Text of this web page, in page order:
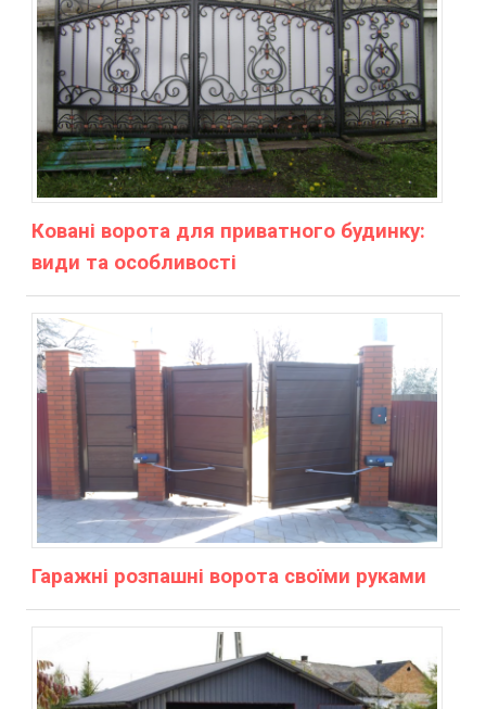
Ковані ворота для приватного будинку:
види та особливості
Гаражні розпашні ворота своїми руками